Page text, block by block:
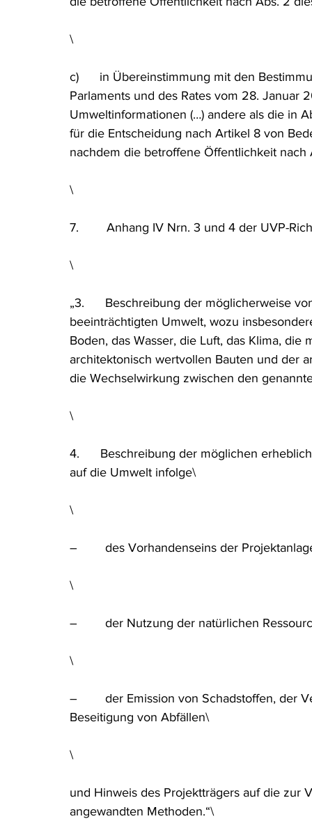
\
c)      in Übereinstimmung mit den
Parlaments und des Rates vom 28.
Umweltinformationen (…) andere als die in
für die Entscheidung nach Artikel 8 von
nachdem die betroffene Öffentlichkeit nach
\
7.        Anhang IV Nrn. 3 und 4 der UVP-
\
„3.      Beschreibung der
beeinträchtigten Umwelt, wozu
Boden, das Wasser, die Luft, das Klima,
architektonisch wertvollen Bauten und der
die Wechselwirkung zwischen den
\
4.      Beschreibung der möglichen
auf die Umwelt infolge\
\
–        des Vorhandenseins der
\
–        der Nutzung der natürlichen
\
–        der Emission von Schadstoffen,
Beseitigung von Abfällen\
\
und Hinweis des Projektträgers auf die zur
angewandten Methoden.“\